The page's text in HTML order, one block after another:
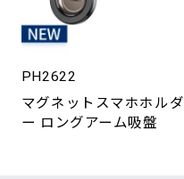
PH2622
マグネットスマホホルダ
ー ロングアーム吸盤